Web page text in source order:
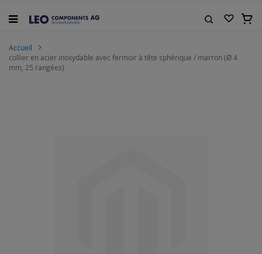
au
Mon
Accueil
collier en acier inoxydable avec fermoir à tête sphérique / marron (Ø 4
mm, 25 rangées)